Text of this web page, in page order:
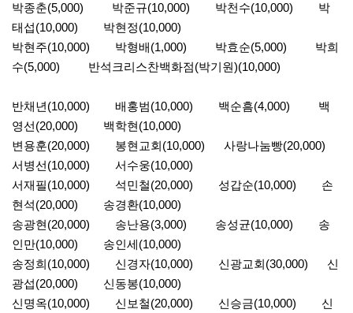
박종춘(5,000) 박준규(10,000) 박천수(10,000) 박
태섭(10,000) 박현정(10,000)
박현주(10,000) 박형배(1,000) 박효순(5,000) 박희
수(5,000) 반석크리스찬백화점(박기원)(10,000)
반채년(10,000) 배홍범(10,000) 백순흠(4,000) 백
영선(20,000) 백학현(10,000)
변용훈(20,000) 봉현교회(10,000) 사랑나눔빵(20,000)
서병선(10,000) 서수웅(10,000)
서재필(10,000) 석민철(20,000) 성갑순(10,000) 손
현석(20,000) 송경환(10,000)
송광현(20,000) 송난용(3,000) 송성균(10,000) 송
인만(10,000) 송인세(10,000)
송정희(10,000) 신경자(10,000) 신광교회(30,000) 신
광섭(20,000) 신동봉(10,000)
신명옥(10,000) 신보철(20,000) 신승금(10,000) 신